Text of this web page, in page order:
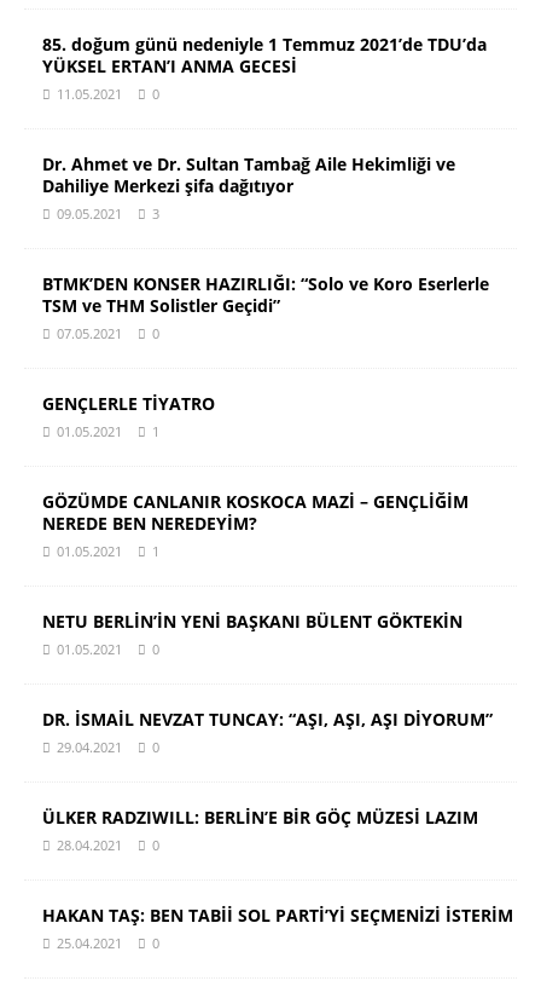
85. doğum günü nedeniyle 1 Temmuz 2021’de TDU’da
YÜKSEL ERTAN’I ANMA GECESİ
11.05.2021 0
Dr. Ahmet ve Dr. Sultan Tambağ Aile Hekimliği ve
Dahiliye Merkezi şifa dağıtıyor
09.05.2021 3
BTMK’DEN KONSER HAZIRLIĞI: “Solo ve Koro Eserlerle
TSM ve THM Solistler Geçidi”
07.05.2021 0
GENÇLERLE TİYATRO
01.05.2021 1
GÖZÜMDE CANLANIR KOSKOCA MAZİ – GENÇLİĞİM
NEREDE BEN NEREDEYİM?
01.05.2021 1
NETU BERLİN’İN YENİ BAŞKANI BÜLENT GÖKTEKİN
01.05.2021 0
DR. İSMAİL NEVZAT TUNCAY: “AŞI, AŞI, AŞI DİYORUM”
29.04.2021 0
ÜLKER RADZIWILL: BERLİN’E BİR GÖÇ MÜZESİ LAZIM
28.04.2021 0
HAKAN TAŞ: BEN TABİİ SOL PARTİ’Yİ SEÇMENİZİ İSTERİM
25.04.2021 0